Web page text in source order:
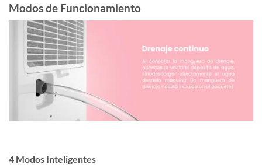
Modos de Funcionamiento
4 Modos Inteligentes